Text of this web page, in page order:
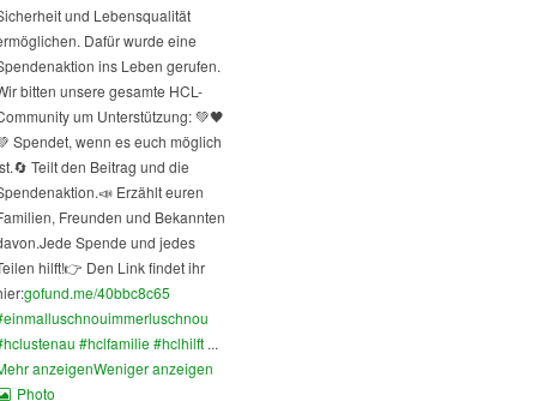
und Lebensqualität
Dafür wurde eine
ins Leben gerufen.
bitten unsere gesamte HCL-
um Unterstützung: 💚🖤
Spendet, wenn es euch möglich
🔄 Teilt den Beitrag und die
📣 Erzählt euren
Freunden und Bekannten
Jede Spende und jedes
hilft!👉 Den Link findet ihr
gofund.me/40bbc8c65
#hclfamilie#hclhilft ...
anzeigenWeniger anzeigen
Photo